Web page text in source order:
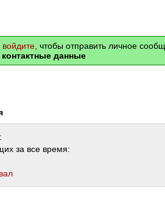
войдите , чтобы отправить личное
контактные данные
за все время: